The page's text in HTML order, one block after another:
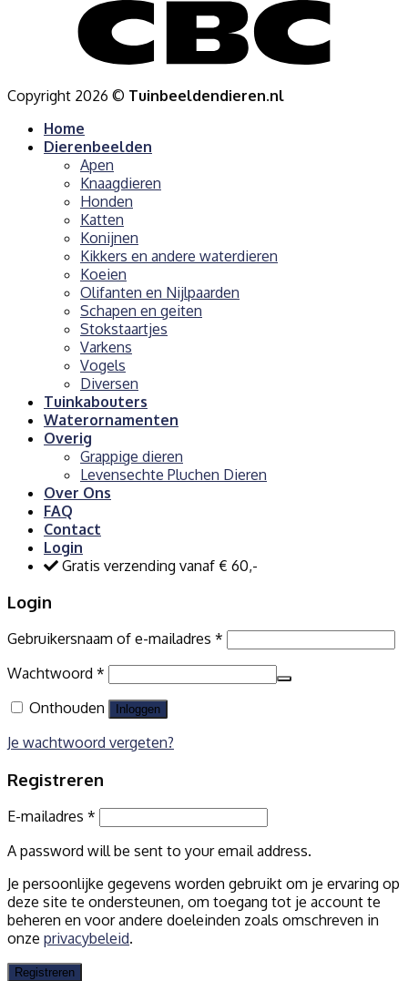
Copyright 2026 © Tuinbeeldendieren.nl
Home
Dierenbeelden
Apen
Knaagdieren
Honden
Katten
Konijnen
Kikkers en andere waterdieren
Koeien
Olifanten en Nijlpaarden
Schapen en geiten
Stokstaartjes
Varkens
Vogels
Diversen
Tuinkabouters
Waterornamenten
Overig
Grappige dieren
Levensechte Pluchen Dieren
Over Ons
FAQ
Contact
Login
Gratis verzending vanaf € 60,-
Login
Gebruikersnaam of e-mailadres *
Wachtwoord *
Onthouden
Inloggen
Je wachtwoord vergeten?
Registreren
E-mailadres *
A password will be sent to your email address.
Je persoonlijke gegevens worden gebruikt om je ervaring op
deze site te ondersteunen, om toegang tot je account te
beheren en voor andere doeleinden zoals omschreven in
onze privacybeleid.
Registreren